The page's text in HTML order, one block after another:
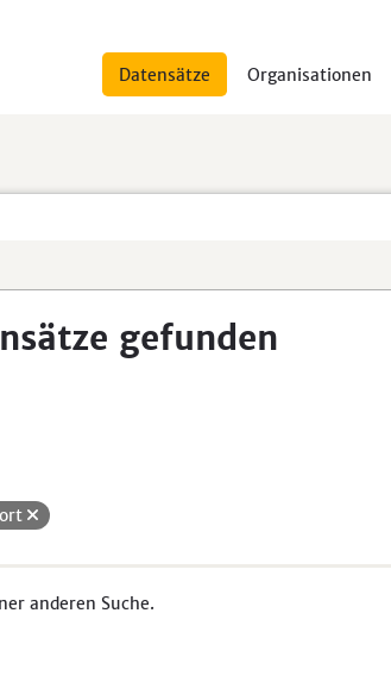
Datensätze Organisationen
gefunden
anderen Suche.